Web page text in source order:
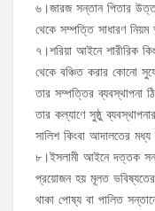
৬।জারজ সন্তান পিতার
থেকে সম্পত্তি সাধারণ
৭।শরিয়া আইনে শারীরিক
থেকে বঞ্চিত করার কোনো
তার সম্পত্তির ব্যবস্থাপনা
তার কল্যাণে সুষ্ঠু
সালিশ কিংবা আদালতের
৮।ইসলামী আইনে দত্তক
প্রয়োজন হয় মূলত
থাকা পোষ্য বা পালিত